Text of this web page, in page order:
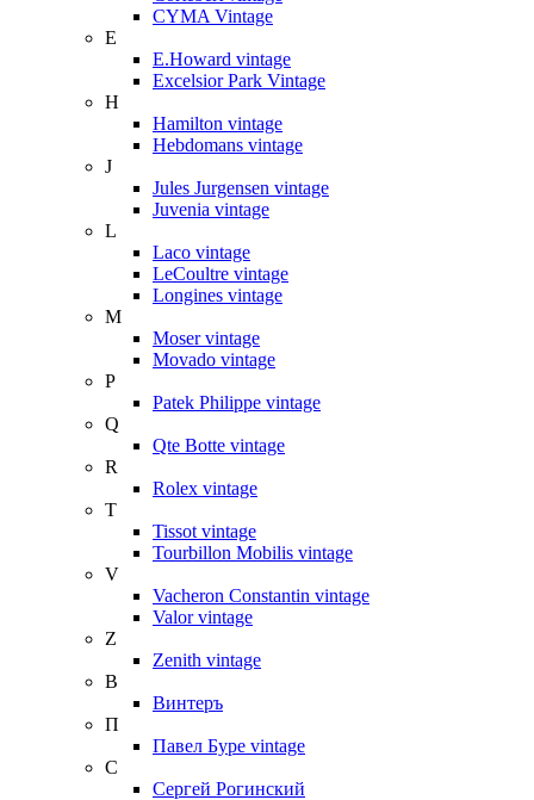
CYMA Vintage
E
E.Howard vintage
Excelsior Park Vintage
H
Hamilton vintage
Hebdomans vintage
J
Jules Jurgensen vintage
Juvenia vintage
L
Laco vintage
LeCoultre vintage
Longines vintage
M
Moser vintage
Movado vintage
P
Patek Philippe vintage
Q
Qte Botte vintage
R
Rolex vintage
T
Tissot vintage
Tourbillon Mobilis vintage
V
Vacheron Constantin vintage
Valor vintage
Z
Zenith vintage
В
Винтеръ
П
Павел Буре vintage
С
Сергей Рогинский